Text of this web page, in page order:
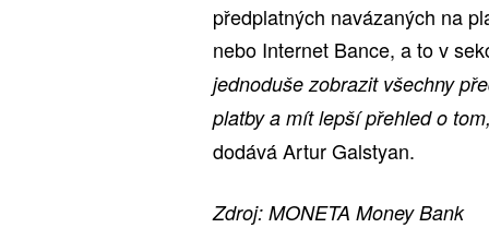
předplatných navázaných na
nebo Internet Bance, a to v
jednoduše zobrazit všechny
platby a mít lepší přehled o
dodává Artur Galstyan.
Zdroj: MONETA Money Bank